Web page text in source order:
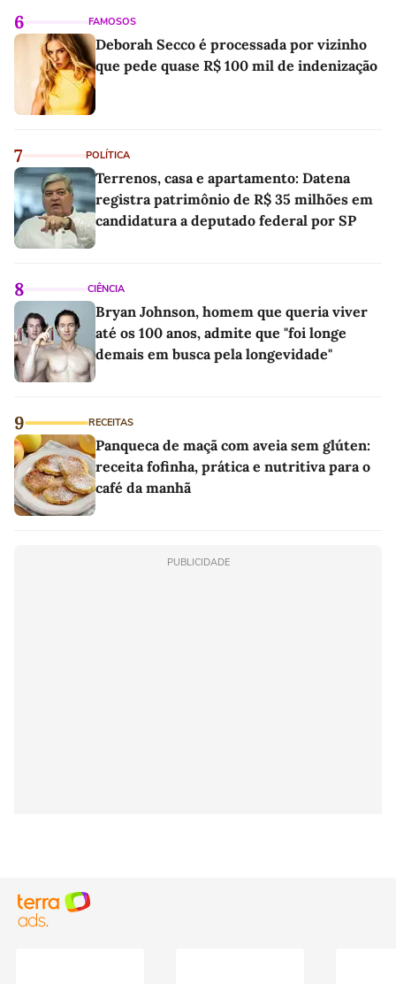
6 FAMOSOS
Deborah Secco é processada por vizinho
que pede quase R$ 100 mil de indenização
7 POLÍTICA
Terrenos, casa e apartamento: Datena
registra patrimônio de R$ 35 milhões em
candidatura a deputado federal por SP
8 CIÊNCIA
Bryan Johnson, homem que queria viver
até os 100 anos, admite que "foi longe
demais em busca pela longevidade"
9 RECEITAS
Panqueca de maçã com aveia sem glúten:
receita fofinha, prática e nutritiva para o
café da manhã
PUBLICIDADE